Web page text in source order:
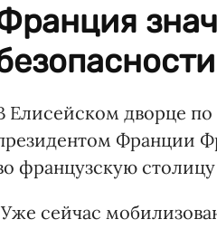
Елисейском дворце по
Франции
французскую
сейчас